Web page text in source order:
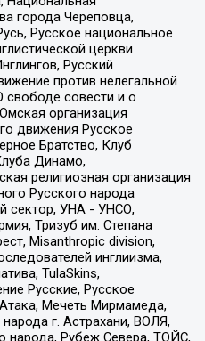
города Череповца,
Русское национальное
церкви
Русский
против нелегальной
свободе совести и о
организация
движения Русское
Братство, Клуб
Динамо,
религиозная организация
Русского народа
сектор, УНА - УНСО,
Тризуб им. Степана
Misanthropic division,
инглиизма,
TulaSkins,
Русские, Русское
Мечеть Мирмамеда,
г. Астрахани, ВОЛЯ,